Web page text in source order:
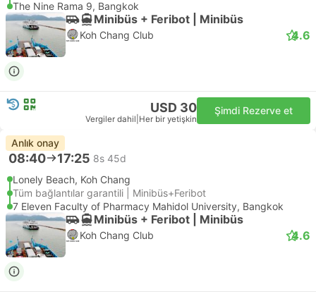
The Nine Rama 9, Bangkok
Minibüs + Feribot | Minibüs
Koh Chang Club 4.6
USD 30
Vergiler dahil Her bir yetişkin
Şimdi Rezerve et
Anlık onay
08:40 17:25 8s 45d
Lonely Beach, Koh Chang
Tüm bağlantılar garantili | Minibüs+Feribot
7 Eleven Faculty of Pharmacy Mahidol University, Bangkok
Minibüs + Feribot | Minibüs
Koh Chang Club 4.6